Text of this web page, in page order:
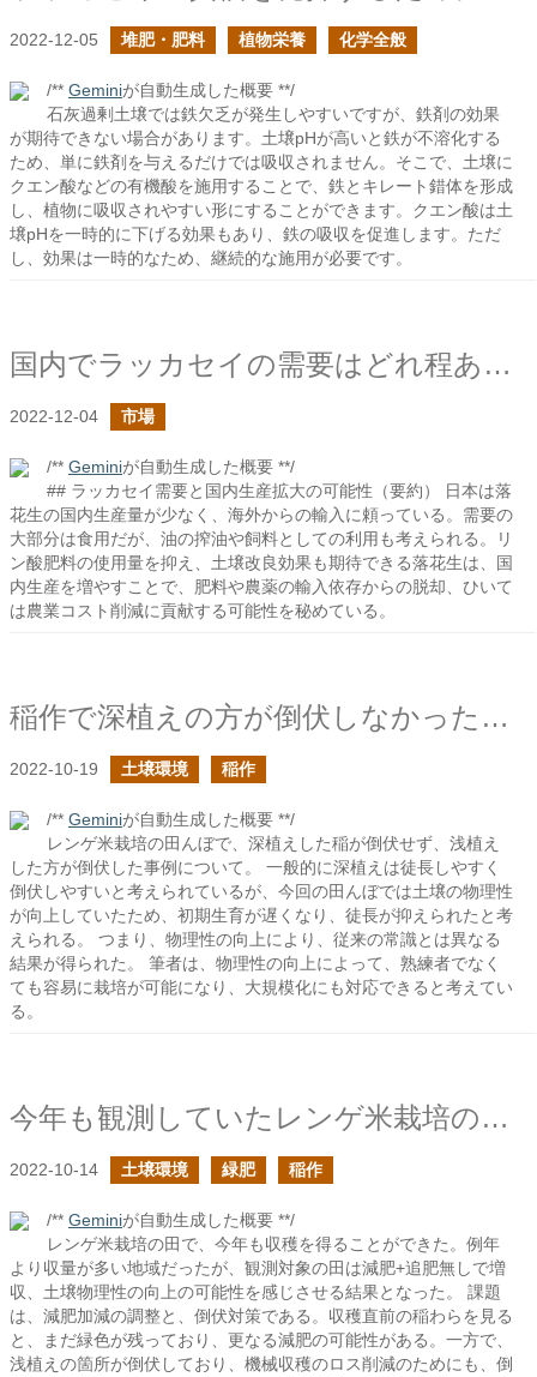
2022-12-05 堆肥・肥料 植物栄養 化学全般
/** Geminiが自動生成した概要 **/
石灰過剰土壌では鉄欠乏が発生しやすいですが、鉄剤の効果
が期待できない場合があります。土壌pHが高いと鉄が不溶化する
ため、単に鉄剤を与えるだけでは吸収されません。そこで、土壌に
クエン酸などの有機酸を施用することで、鉄とキレート錯体を形成
し、植物に吸収されやすい形にすることができます。クエン酸は土
壌pHを一時的に下げる効果もあり、鉄の吸収を促進します。ただ
し、効果は一時的なため、継続的な施用が必要です。
国内でラッカセイの需要はどれ程あるのか？
2022-12-04 市場
/** Geminiが自動生成した概要 **/
## ラッカセイ需要と国内生産拡大の可能性（要約） 日本は落
花生の国内生産量が少なく、海外からの輸入に頼っている。需要の
大部分は食用だが、油の搾油や飼料としての利用も考えられる。リ
ン酸肥料の使用量を抑え、土壌改良効果も期待できる落花生は、国
内生産を増やすことで、肥料や農薬の輸入依存からの脱却、ひいて
は農業コスト削減に貢献する可能性を秘めている。
稲作で深植えの方が倒伏しなかったのは何故か？
2022-10-19 土壌環境 稲作
/** Geminiが自動生成した概要 **/
レンゲ米栽培の田んぼで、深植えした稲が倒伏せず、浅植え
した方が倒伏した事例について。 一般的に深植えは徒長しやすく
倒伏しやすいと考えられているが、今回の田んぼでは土壌の物理性
が向上していたため、初期生育が遅くなり、徒長が抑えられたと考
えられる。 つまり、物理性の向上により、従来の常識とは異なる
結果が得られた。 筆者は、物理性の向上によって、熟練者でなく
ても容易に栽培が可能になり、大規模化にも対応できると考えてい
る。
今年も観測していたレンゲ米栽培の田が無事に収穫を迎えたそうです2022
2022-10-14 土壌環境 緑肥 稲作
/** Geminiが自動生成した概要 **/
レンゲ米栽培の田で、今年も収穫を得ることができた。例年
より収量が多い地域だったが、観測対象の田は減肥+追肥無しで増
収、土壌物理性の向上の可能性を感じさせる結果となった。 課題
は、減肥加減の調整と、倒伏対策である。収穫直前の稲わらを見る
と、まだ緑色が残っており、更なる減肥の可能性がある。一方で、
浅植えの箇所が倒伏しており、機械収穫のロス削減のためにも、倒